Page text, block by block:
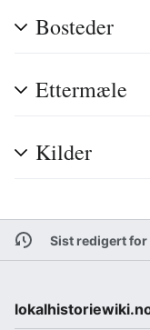
Bosteder
Ettermæle
Kilder
Sist redigert for